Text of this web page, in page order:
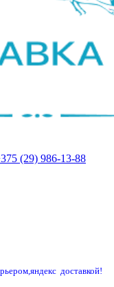
(29) 986-13-88
яндекс доставкой!